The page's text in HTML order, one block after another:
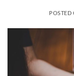
POSTED